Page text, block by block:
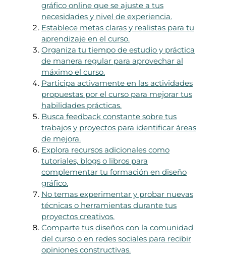
gráfico online que se ajuste a tus
necesidades y nivel de experiencia.
Establece metas claras y realistas para tu
aprendizaje en el curso.
Organiza tu tiempo de estudio y práctica
de manera regular para aprovechar al
máximo el curso.
Participa activamente en las actividades
propuestas por el curso para mejorar tus
habilidades prácticas.
Busca feedback constante sobre tus
trabajos y proyectos para identificar áreas
de mejora.
Explora recursos adicionales como
tutoriales, blogs o libros para
complementar tu formación en diseño
gráfico.
No temas experimentar y probar nuevas
técnicas o herramientas durante tus
proyectos creativos.
Comparte tus diseños con la comunidad
del curso o en redes sociales para recibir
opiniones constructivas.